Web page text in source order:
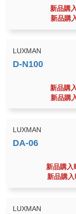
新品購
新品購
LUXMAN
新品購
新品購
LUXMAN
新品購入
新品購入
LUXMAN